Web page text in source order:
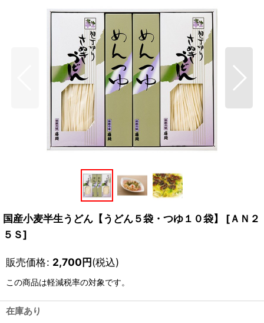
国産小麦半生うどん【うどん５袋・つゆ１０袋】 [ＡＮ２
５Ｓ]
販売価格: 2,700円(税込)
この商品は軽減税率の対象です。
在庫あり